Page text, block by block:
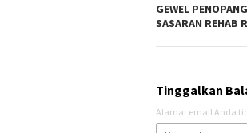
GEWEL
SASARAN REHAB
Tinggalkan
Alamat email Anda